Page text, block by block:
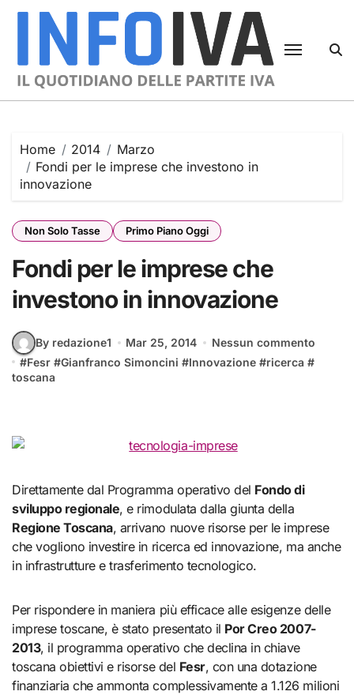
Skip
Home 2014
Marzo
Fondi per le imprese che investono in
innovazione
Non Solo Tasse Primo Piano Oggi
Fondi per le imprese che
investono in innovazione
By redazione1 Mar 25, 2014
Nessun commento
#Fesr #Gianfranco Simoncini #Innovazione #ricerca #
toscana
Direttamente dal Programma operativo del Fondo di
sviluppo regionale, e rimodulata dalla giunta della
Regione Toscana, arrivano nuove risorse per le imprese
che vogliono investire in ricerca ed innovazione, ma anche
in infrastrutture e trasferimento tecnologico.
Per rispondere in maniera più efficace alle esigenze delle
imprese toscane, è stato presentato il Por Creo 2007-
2013, il programma operativo che declina in chiave
toscana obiettivi e risorse del Fesr, con una dotazione
finanziaria che ammonta complessivamente a 1.126 milioni